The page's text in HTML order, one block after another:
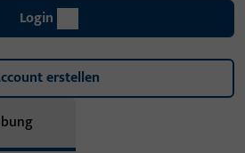
Login
erstellen